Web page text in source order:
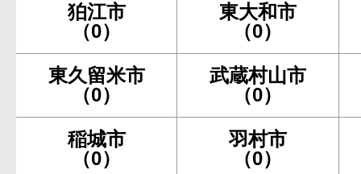
狛江市
（0）
東大和市
（0）
東久留米市
（0）
武蔵村山市
（0）
稲城市
（0）
羽村市
（0）